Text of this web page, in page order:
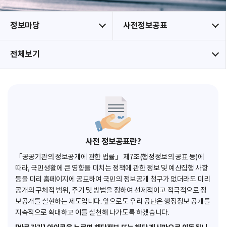
정보마당 사전정보공표
전체보기
사전 정보공표란?
「공공기관의 정보공개에 관한 법률」 제7조(행정정보의 공표 등)에
따라, 국민생활에 큰 영향을 미치는 정책에 관한 정보 및 예산집행 사항
등을 미리 홈페이지에 공표하여 국민의 정보공개 청구가 없더라도 미리
공개의 구체적 범위, 주기 및 방법을 정하여 선제적이고 적극적으로 정
보공개를 실현하는 제도입니다. 앞으로도 우리 공단은 행정정보 공개를
지속적으로 확대하고 이를 실천해 나가도록 하겠습니다.